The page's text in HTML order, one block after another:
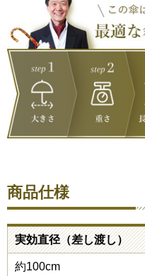
商品仕様
実効直径（差し渡し）
約100cm